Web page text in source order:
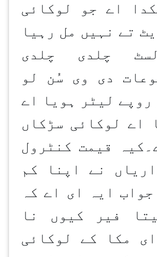
اے جو لوکائی
تے نہیں مل رہیا
چلدی چلدی
دی وی سُن لو
روپے لیٹر ہویا اے
اے لوکائی سڑکاں
قیمت کنٹرول
نے اپنا کم
ایہ ای اے کہ
فیر کیوں نا
مکا کے لوکائی